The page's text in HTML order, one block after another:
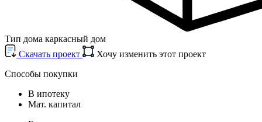
Тип дома каркасный дом
Cкачать проект
Хочу изменить этот проект
Способы покупки
В ипотеку
Мат. капитал